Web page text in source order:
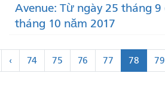
Avenue: Từ ngày 25 tháng 9
tháng 10 năm 2017
Đánh
số
‹<
Trước
74 75 76 77 78 79